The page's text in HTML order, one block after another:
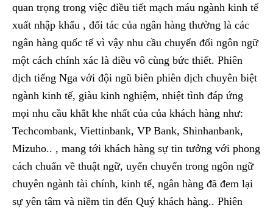
quan trọng trong việc điều tiết mạch máu ngành kinh tế
xuất nhập khẩu , đối tác của ngân hàng thường là các
ngân hàng quốc tế vì vậy nhu cầu chuyển đổi ngôn ngữ
một cách chính xác là điều vô cùng bức thiết. Phiên
dịch tiếng Nga với đội ngũ biên phiên dịch chuyên biệt
ngành kinh tế, giàu kinh nghiệm, nhiệt tình đáp ứng
mọi nhu cầu khắt khe nhất của của khách hàng như:
Techcombank, Viettinbank, VP Bank, Shinhanbank,
Mizuho.. , mang tới khách hàng sự tin tưởng với phong
cách chuẩn về thuật ngữ, uyển chuyển trong ngôn ngữ
chuyên ngành tài chính, kinh tế, ngân hàng đã đem lại
sự yên tâm và niềm tin đến Quý khách hàng.. Phiên